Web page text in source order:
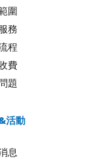
圍
務
程
費
題
活動
息